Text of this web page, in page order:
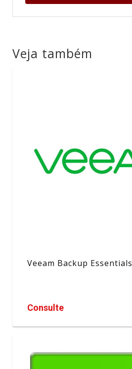
Veja também
Veeam Backup Essentials
Consulte